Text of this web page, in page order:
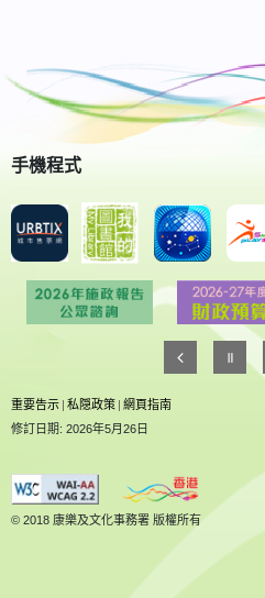
手機程式
重要告示 | 私隠政策 | 網頁指南
修訂日期: 2026年5月26日
© 2018 康樂及文化事務署 版權所有